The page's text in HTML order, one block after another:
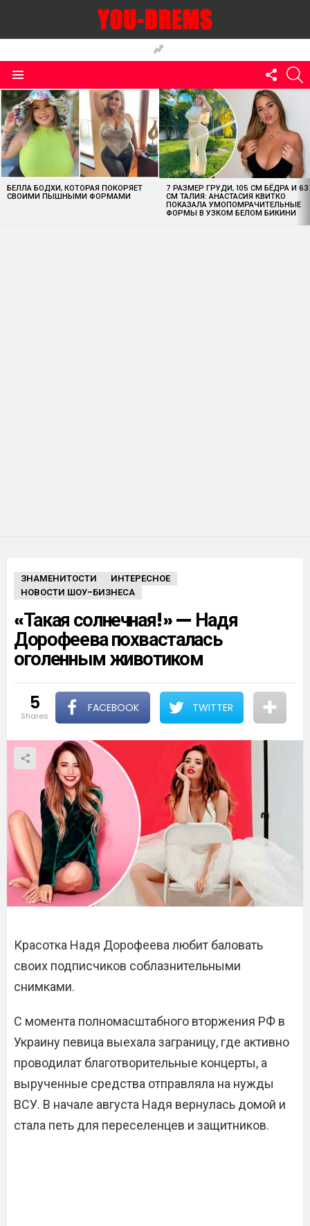
US
MOST
VIEWED
STORIES
БЕЛЛА БОДХИ, КОТОРАЯ ПОКОРЯЕТ
СВОИМИ ПЫШНЫМИ ФОРМАМИ
7 РАЗМЕР ГРУДИ, 105 СМ БЁДРА И 63
СМ ТАЛИЯ: АНАСТАСИЯ КВИТКО
ПОКАЗАЛА УМОПОМРАЧИТЕЛЬНЫЕ
ФОРМЫ В УЗКОМ БЕЛОМ БИКИНИ
ЗНАМЕНИТОСТИ
ИНТЕРЕСНОЕ
НОВОСТИ ШОУ-БИЗНЕСА
«Такая солнечная!» — Надя
Дорофеева похвасталась
оголенным животиком
5
shares
FACEBOOK TWITTER
Красотка Надя Дорофеева любит баловать
своих подписчиков соблазнительными
снимками.
С момента полномасштабного вторжения РФ в
Украину певица выехала заграницу, где активно
проводилат благотворительные концерты, а
вырученные средства отправляла на нужды
ВСУ. В начале августа Надя вернулась домой и
стала петь для переселенцев и защитников.